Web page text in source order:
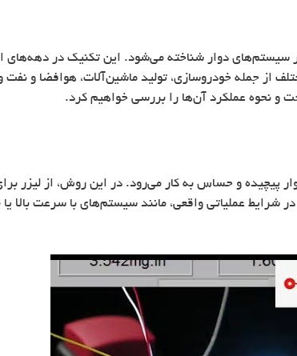
دوار شناخته می‌شود. این تکنیک در دهه‌های
از جمله خودروسازی، تولید ماشین‌آلات، هوافضا و نفت
و نحوه عملکرد آن‌ها را بررسی خواهیم کرد.
و حساس به کار می‌رود. در این روش، از لیزر
عملیاتی واقعی، مانند سیستم‌های با سرعت بالا یا